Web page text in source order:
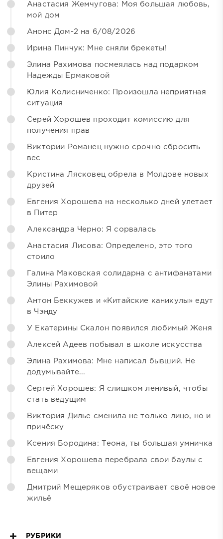
Анастасия Жемчугова: Моя большая любовь,
мой дом
Анонс Дом-2 на 6/08/2026
Ирина Пинчук: Мне сняли брекеты!
Элина Рахимова посмеялась над подарком
Надежды Ермаковой
Юлия Колисниченко: Произошла неприятная
ситуация
Серей Хорошев проходит комиссию для
получения прав
Виктории Романец нужно срочно сбросить
вес
Кристина Лясковец обрела в Молдове новых
друзей
Евгения Хорошева на несколько дней улетает
в Питер
Александра Черно: Я сорвалась
Анастасия Лисова: Определено, это того
стоило
Галина Маковская солидарна с антифанатами
Элины Рахимовой
Антон Беккужев и «Китайские каникулы» едут
в Чэнду
У Екатерины Скалон появился любимый Женя
Алексей Адеев побывал в школе искусства
Элина Рахимова: Мне написал бывший. Не
додумывайте...
Сергей Хорошев: Я слишком ленивый, чтобы
стать ведущим
Виктория Дилье сменила не только лицо, но и
причёску
Ксения Бородина: Теона, ты большая умничка
Евгения Хорошева перебрала свои баулы с
вещами
Дмитрий Мещеряков обустраивает своё новое
жильё
РУБРИКИ